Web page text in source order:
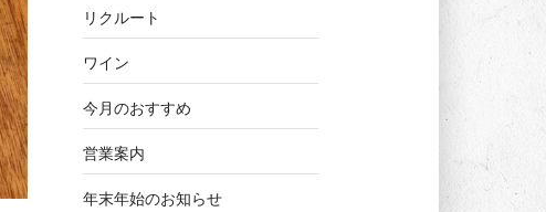
リクルート
ワイン
今月のおすすめ
営業案内
年末年始のお知らせ